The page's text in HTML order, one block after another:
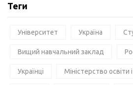
Теги
Університет Україна
Вищий навчальний заклад
Українці Міністерство освіти